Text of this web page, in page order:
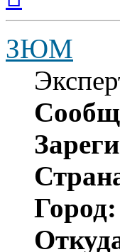
началу
ЗЮМ
Город: